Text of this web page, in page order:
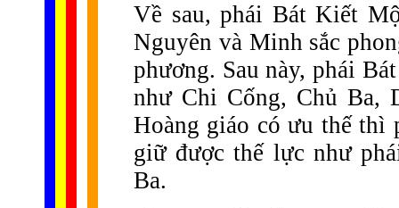
Về sau, phái Bát Kiết
Nguyên và Minh sắc
phương. Sau này, phái
như Chi Cống, Chủ Ba,
Hoàng giáo có ưu thế thì
giữ được thế lực như
Ba.